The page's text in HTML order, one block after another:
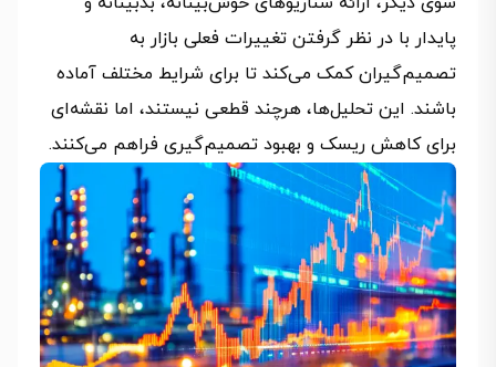
پایدار با در نظر گرفتن تغییرات فعلی بازار به
تصمیم‌گیران کمک می‌کند تا برای شرایط مختلف آماده
باشند. این تحلیل‌ها، هرچند قطعی نیستند، اما نقشه‌ای
برای کاهش ریسک و بهبود تصمیم‌گیری فراهم می‌کنند.